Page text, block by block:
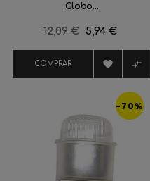
Globo...
Precio
12,09 € Precio
5,94 €
COMPRAR  
-70%